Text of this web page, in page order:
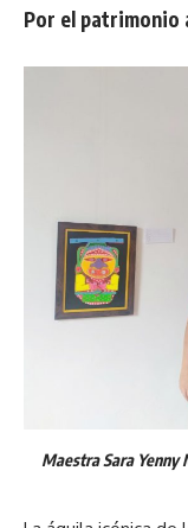
Por el patrimonio
Maestra Sara Yenny